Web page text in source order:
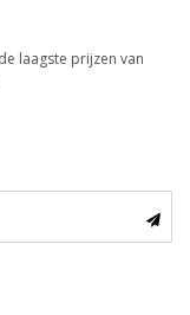
laagste prijzen van